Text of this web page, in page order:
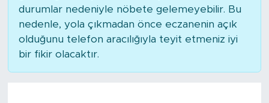
durumlar nedeniyle nöbete gelemeyebilir. Bu
nedenle, yola çıkmadan önce eczanenin açık
olduğunu telefon aracılığıyla teyit etmeniz iyi
bir fikir olacaktır.
Politika